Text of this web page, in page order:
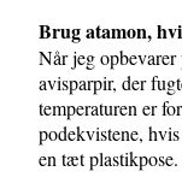
Brug atamon,
Når jeg
avisparpir, der
temperaturen er
podekvistene,
en tæt plastikpose.